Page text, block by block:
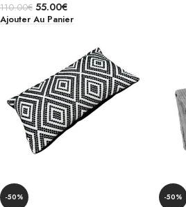
110.00€ 55.00€
Ajouter Au Panier
-50% -50%